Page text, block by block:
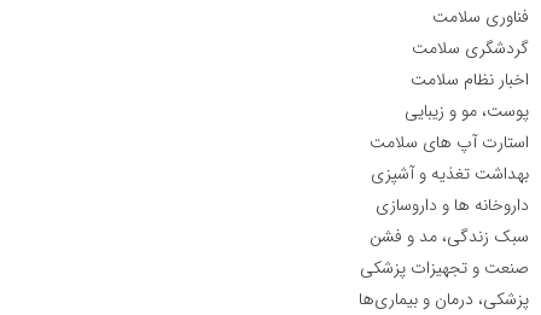
فناوری سلامت
گردشگری سلامت
اخبار نظام سلامت
پوست، مو و زیبایی
استارت آپ های سلامت
بهداشت تغذیه و آشپزی
داروخانه ها و داروسازی
سبک زندگی، مد و فشن
صنعت و تجهیزات پزشکی
پزشکی، درمان و بیماری‌ها